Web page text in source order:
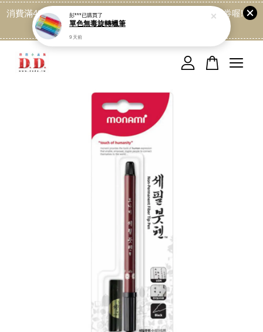
消費滿499免運喔, 記得加LINE:@dede168 領取專屬折扣券喔!
點我
您的購物車目前還是空的。
繼續購物
彭***已購買了
單色無毒旋轉蠟筆
9 天前